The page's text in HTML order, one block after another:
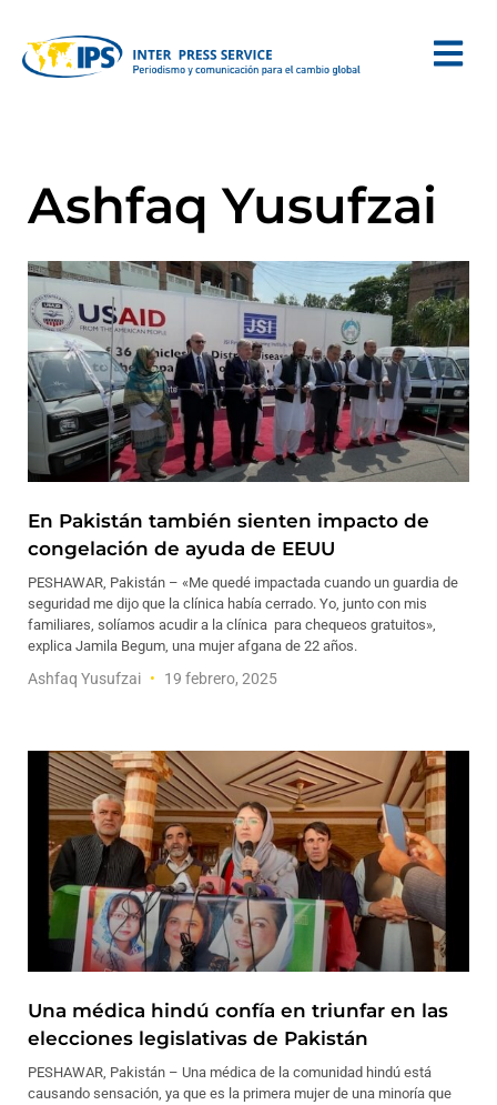
Ashfaq Yusufzai
En Pakistán también sienten impacto de
congelación de ayuda de EEUU
PESHAWAR, Pakistán – «Me quedé impactada cuando un guardia de
seguridad me dijo que la clínica había cerrado. Yo, junto con mis
familiares, solíamos acudir a la clínica para chequeos gratuitos»,
explica Jamila Begum, una mujer afgana de 22 años.
Ashfaq Yusufzai 19 febrero, 2025
Una médica hindú confía en triunfar en las
elecciones legislativas de Pakistán
PESHAWAR, Pakistán – Una médica de la comunidad hindú está
causando sensación, ya que es la primera mujer de una minoría que